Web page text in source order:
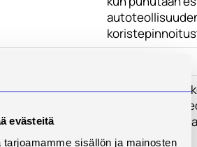
evästeitä
sisällön ja mainosten
Hankkeessa on
uutta ajattelua
entistä
modulaarinen